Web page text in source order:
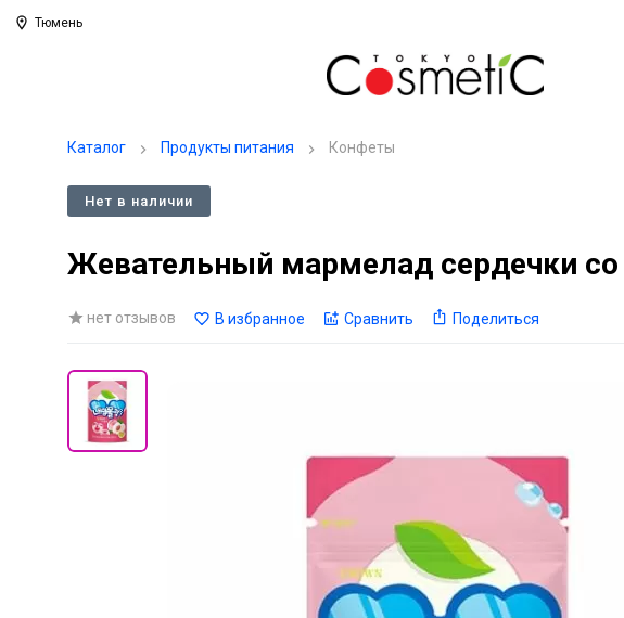
Тюмень
Каталог Продукты питания Конфеты
Нет в наличии
Жевательный мармелад сердечки со
нет отзывов В избранное Сравнить Поделиться